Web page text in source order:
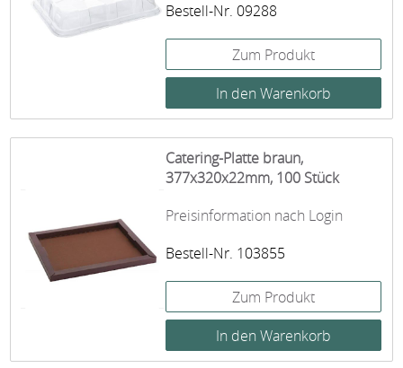
Bestell-Nr. 09288
Zum Produkt
Catering-Platte braun,
377x320x22mm, 100 Stück
Preisinformation nach Login
Bestell-Nr. 103855
Zum Produkt